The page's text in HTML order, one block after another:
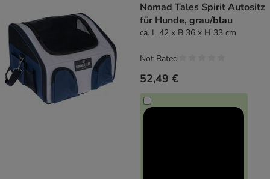
Nomad Tales Spirit Autositz
für Hunde, grau/blau
ca. L 42 x B 36 x H 33 cm
52,49 €
Not Rated